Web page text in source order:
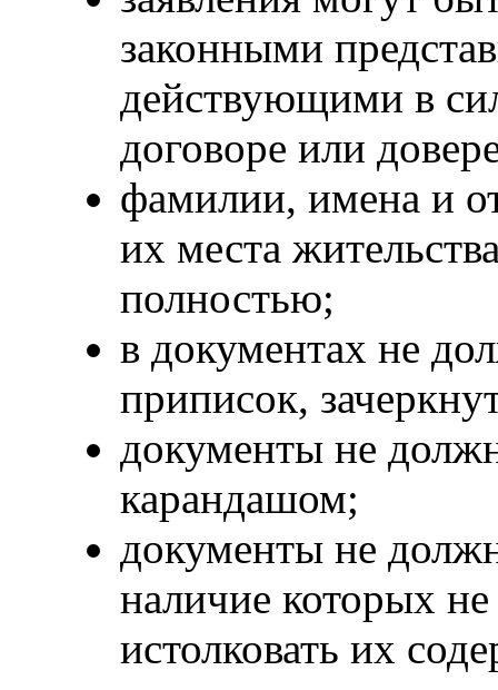
законными
действующими в
договоре или
фамилии, имена и
их места
полностью;
в документах не
приписок,
документы не
карандашом;
документы не
наличие которых
истолковать их